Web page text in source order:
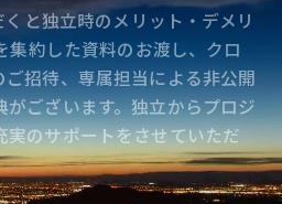
と独立時のメリット・デメリ
約した資料のお渡し、クロ
招待、専属担当による非公開
ございます。独立からプロジ
実のサポートをさせていただ